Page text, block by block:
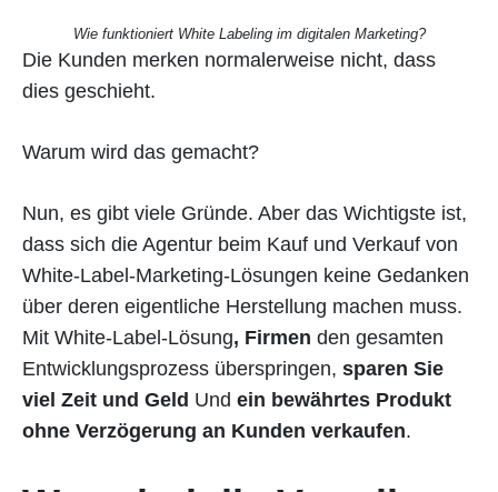
Wie funktioniert White Labeling im digitalen Marketing?
Die Kunden merken normalerweise nicht, dass
dies geschieht.
Warum wird das gemacht?
Nun, es gibt viele Gründe. Aber das Wichtigste ist,
dass sich die Agentur beim Kauf und Verkauf von
White-Label-Marketing-Lösungen keine Gedanken
über deren eigentliche Herstellung machen muss.
Mit White-Label-Lösung, Firmen den gesamten
Entwicklungsprozess überspringen, sparen Sie
viel Zeit und Geld Und ein bewährtes Produkt
ohne Verzögerung an Kunden verkaufen.